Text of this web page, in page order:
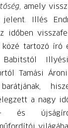
, amely
jelent. Illés
időben
közé tartozó író
Tamási
a nagy
és